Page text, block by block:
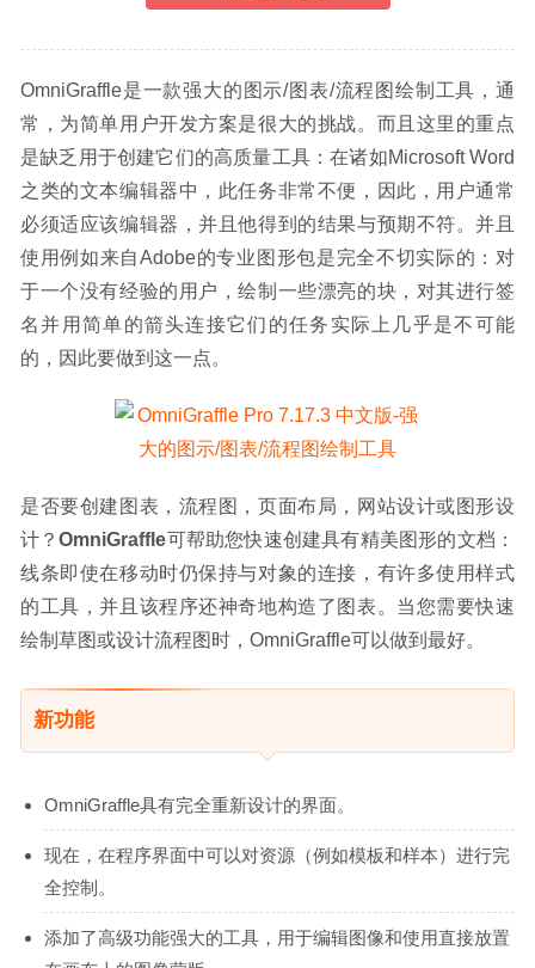
OmniGraffle是一款强大的图示/图表/流程图绘制工具，通
常，为简单用户开发方案是很大的挑战。而且这里的重点
是缺乏用于创建它们的高质量工具：在诸如Microsoft Word
之类的文本编辑器中，此任务非常不便，因此，用户通常
必须适应该编辑器，并且他得到的结果与预期不符。并且
使用例如来自Adobe的专业图形包是完全不切实际的：对
于一个没有经验的用户，绘制一些漂亮的块，对其进行签
名并用简单的箭头连接它们的任务实际上几乎是不可能
的，因此要做到这一点。
是否要创建图表，流程图，页面布局，网站设计或图形设
计？OmniGraffle可帮助您快速创建具有精美图形的文档：
线条即使在移动时仍保持与对象的连接，有许多使用样式
的工具，并且该程序还神奇地构造了图表。当您需要快速
绘制草图或设计流程图时，OmniGraffle可以做到最好。
新功能
OmniGraffle具有完全重新设计的界面。
现在，在程序界面中可以对资源（例如模板和样本）进行完
全控制。
添加了高级功能强大的工具，用于编辑图像和使用直接放置